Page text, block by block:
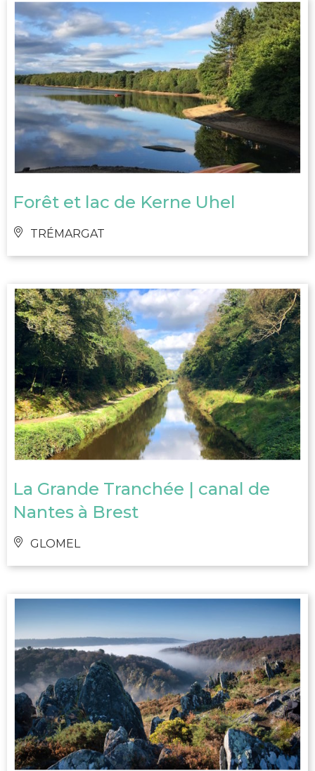
Forêt et lac de Kerne Uhel
TRÉMARGAT
La Grande Tranchée | canal de
Nantes à Brest
GLOMEL